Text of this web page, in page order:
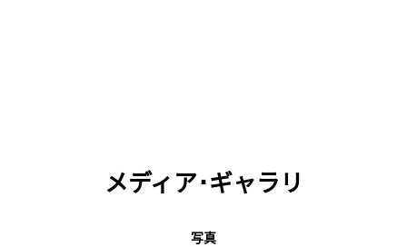
メディア･ギャラリ
写真